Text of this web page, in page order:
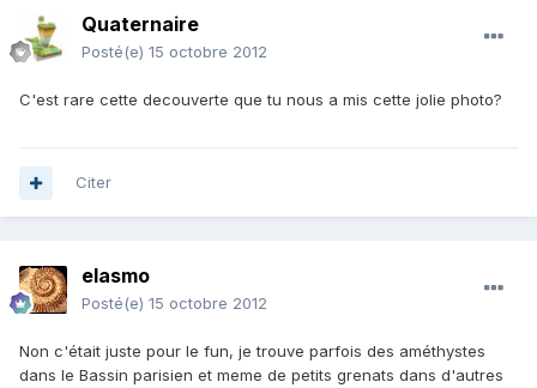
Quaternaire
Posté(e) 15 octobre 2012
C'est rare cette decouverte que tu nous a mis cette jolie photo?
Citer
elasmo
Posté(e) 15 octobre 2012
Non c'était juste pour le fun, je trouve parfois des améthystes
dans le Bassin parisien et meme de petits grenats dans d'autres